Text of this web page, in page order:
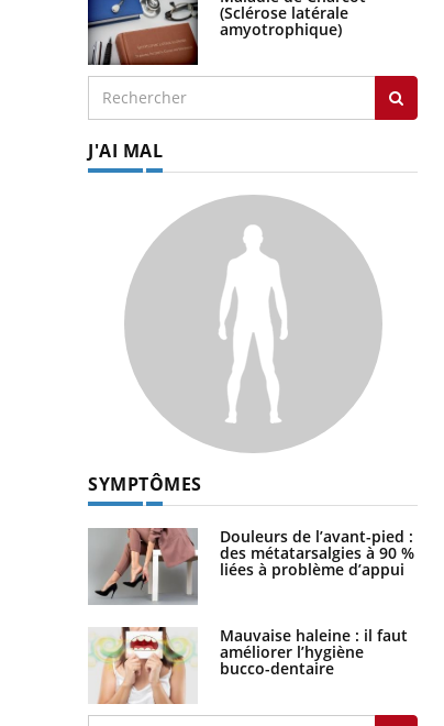
(Sclérose latérale
amyotrophique)
J'AI MAL
SYMPTÔMES
Douleurs de l’avant-pied :
des métatarsalgies à 90 %
liées à problème d’appui
Mauvaise haleine : il faut
améliorer l’hygiène
bucco-dentaire